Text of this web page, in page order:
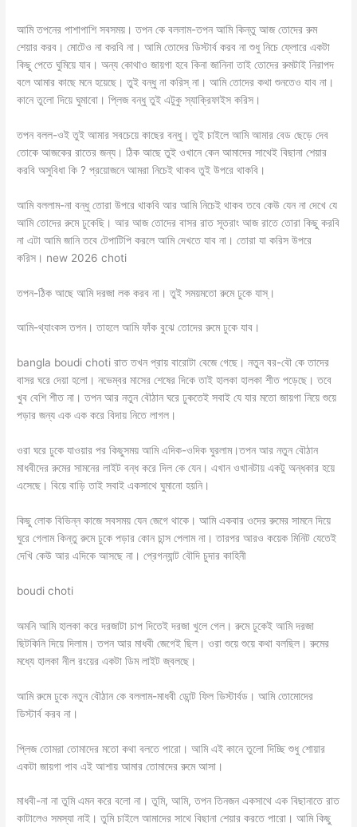
আমি তপনের পাশাপাশি সবসময়। তপন কে বললাম-তপন আমি কিন্তু আজ তোদের রুম
শেয়ার করব। মোটেও না করবি না। আমি তোদের ডিস্টার্ব করব না শুধু নিচে ফ্লোরে একটা
কিছু পেতে ঘুমিয়ে যাব। অন্য কোথাও জায়গা হবে কিনা জানিনা তাই তোদের রুমটাই নিরাপদ
বলে আমার কাছে মনে হয়েছে। তুই বন্ধু না করিস্ না। আমি তোদের কথা শুনতেও যাব না।
কানে তুলো দিয়ে ঘুমাবো। প্লিজ বন্ধু তুই এটুকু স্যাক্রিফাইস করিস।
তপন বলল-ওই তুই আমার সবচেয়ে কাছের বন্ধু। তুই চাইলে আমি আমার বেড ছেড়ে দেব
তোকে আজকের রাতের জন্য। ঠিক আছে তুই ওখানে কেন আমাদের সাথেই বিছানা শেয়ার
করবি অসুবিধা কি ? প্রয়োজনে আমরা নিচেই থাকব তুই উপরে থাকবি।
আমি বললাম-না বন্ধু তোরা উপরে থাকবি আর আমি নিচেই থাকব তবে কেউ যেন না দেখে যে
আমি তোদের রুমে ঢুকেছি। আর আজ তোদের বাসর রাত সূতরাং আজ রাতে তোরা কিছু করবি
না এটা আমি জানি তবে টেপাটিপি করলে আমি দেখতে যাব না। তোরা যা করিস উপরে
করিস। new 2026 choti
তপন-ঠিক আছে আমি দরজা লক করব না। তুই সময়মতো রুমে ঢুকে যাস্।
আমি-থ্যাংকস তপন। তাহলে আমি ফাঁক বুঝে তোদের রুমে ঢুকে যাব।
bangla boudi choti রাত তখন প্রায় বারোটা বেজে গেছে। নতুন বর-বৌ কে তাদের
বাসর ঘরে দেয়া হলো। নভেম্বর মাসের শেষের দিকে তাই হালকা হালকা শীত পড়েছে। তবে
খুব বেশি শীত না। তপন আর নতুন বৌঠান ঘরে ঢুকতেই সবাই যে যার মতো জায়গা নিয়ে শুয়ে
পড়ার জন্য এক এক করে বিদায় নিতে লাগল।
ওরা ঘরে ঢুকে যাওয়ার পর কিছুসময় আমি এদিক-ওদিক ঘুরলাম।তপন আর নতুন বৌঠান
মাধবীদের রুমের সামনের লাইট বন্ধ করে দিল কে যেন। এখান ওখানটায় একটু অন্ধকার হয়ে
এসেছে। বিয়ে বাড়ি তাই সবাই একসাথে ঘুমানো হয়নি।
কিছু লোক বিভিন্ন কাজে সবসময় যেন জেগে থাকে। আমি একবার ওদের রুমের সামনে দিয়ে
ঘুরে গেলাম কিন্তু রুমে ঢুকে পড়ার কোন চান্স পেলাম না। তারপর আরও কয়েক মিনিট যেতেই
দেখি কেউ আর এদিকে আসছে না। প্রেগন্যান্ট বৌদি চুদার কাহিনী
boudi choti
অমনি আমি হালকা করে দরজাটা চাপ দিতেই দরজা খুলে গেল। রুমে ঢুকেই আমি দরজা
ছিটকিনি দিয়ে দিলাম। তপন আর মাধবী জেগেই ছিল। ওরা শুয়ে শুয়ে কথা বলছিল। রুমের
মধ্যে হালকা নীল রংয়ের একটা ডিম লাইট জ্বলছে।
আমি রুমে ঢুকে নতুন বৌঠান কে বললাম-মাধবী ডোন্ট ফিল ডিস্টার্বড। আমি তোমোদের
ডিস্টার্ব করব না।
প্লিজ তোমরা তোমাদের মতো কথা বলতে পারো। আমি এই কানে তুলো দিচ্ছি শুধু শোয়ার
একটা জায়গা পাব এই আশায় আমার তোমাদের রুমে আসা।
মাধবী-না না তুমি এমন করে বলো না। তুমি, আমি, তপন তিনজন একসাথে এক বিছানাতে রাত
কাটালেও সমস্যা নাই। তুমি চাইলে আমাদের সাথে বিছানা শেয়ার করতে পারো। আমি কিছু